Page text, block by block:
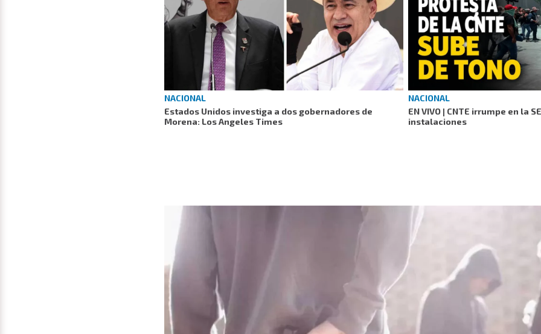
NACIONAL
Estados Unidos investiga a dos gobernadores de
Morena: Los Angeles Times
NACIONAL
EN VIVO | CNTE irrumpe en la
instalaciones